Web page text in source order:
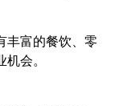
丰富的餐饮、零
会。